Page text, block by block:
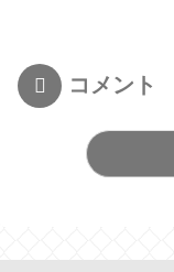
コメント